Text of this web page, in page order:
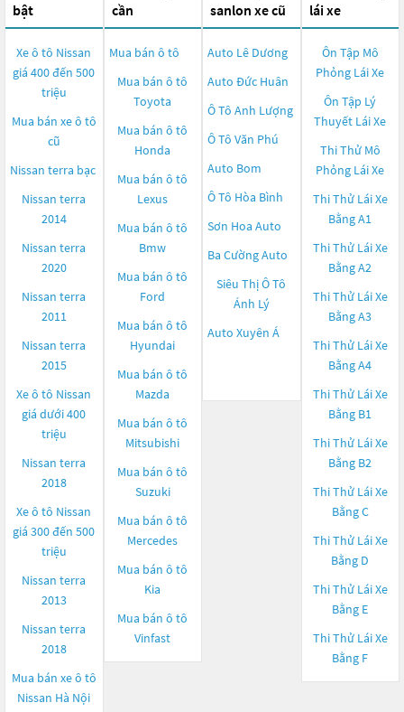
bật
Xe ô tô Nissan
giá 400 đến 500
triệu
Mua bán xe ô tô
cũ
Nissan terra bạc
Nissan terra
2014
Nissan terra
2020
Nissan terra
2011
Nissan terra
2015
Xe ô tô Nissan
giá dưới 400
triệu
Nissan terra
2018
Xe ô tô Nissan
giá 300 đến 500
triệu
Nissan terra
2013
Nissan terra
2018
Mua bán xe ô tô
Nissan Hà Nội
cần
Mua bán ô tô
Mua bán ô tô
Toyota
Mua bán ô tô
Honda
Mua bán ô tô
Lexus
Mua bán ô tô
Bmw
Mua bán ô tô
Ford
Mua bán ô tô
Hyundai
Mua bán ô tô
Mazda
Mua bán ô tô
Mitsubishi
Mua bán ô tô
Suzuki
Mua bán ô tô
Mercedes
Mua bán ô tô
Kia
Mua bán ô tô
Vinfast
sanlon xe cũ
Auto Lê Dương
Auto Đức Huân
Ô Tô Anh Lượng
Ô Tô Văn Phú
Auto Bom
Ô Tô Hòa Bình
Sơn Hoa Auto
Ba Cường Auto
Siêu Thị Ô Tô
Ánh Lý
Auto Xuyên Á
lái xe
Ôn Tập Mô
Phỏng Lái Xe
Ôn Tập Lý
Thuyết Lái Xe
Thi Thử Mô
Phỏng Lái Xe
Thi Thử Lái Xe
Bằng A1
Thi Thử Lái Xe
Bằng A2
Thi Thử Lái Xe
Bằng A3
Thi Thử Lái Xe
Bằng A4
Thi Thử Lái Xe
Bằng B1
Thi Thử Lái Xe
Bằng B2
Thi Thử Lái Xe
Bằng C
Thi Thử Lái Xe
Bằng D
Thi Thử Lái Xe
Bằng E
Thi Thử Lái Xe
Bằng F